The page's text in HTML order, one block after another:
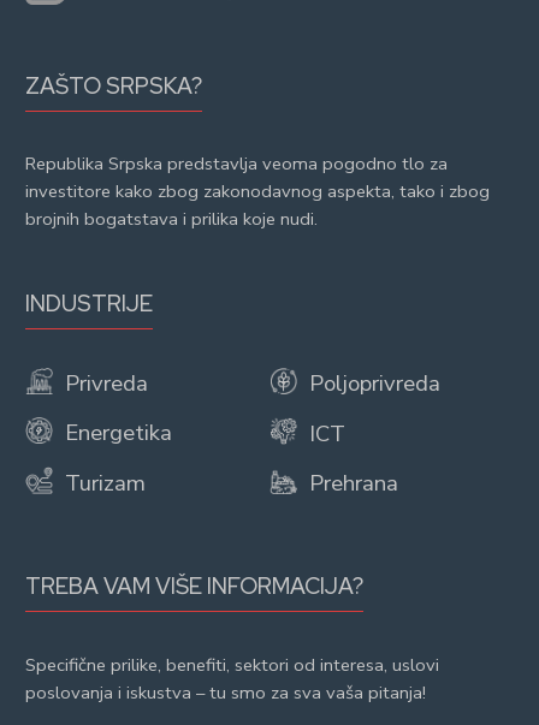
ZAŠTO SRPSKA?
Republika Srpska predstavlja veoma pogodno tlo za
investitore kako zbog zakonodavnog aspekta, tako i zbog
brojnih bogatstava i prilika koje nudi.
INDUSTRIJE
Privreda
Energetika
Turizam
Poljoprivreda
ICT
Prehrana
TREBA VAM VIŠE INFORMACIJA?
Specifične prilike, benefiti, sektori od interesa, uslovi
poslovanja i iskustva – tu smo za sva vaša pitanja!